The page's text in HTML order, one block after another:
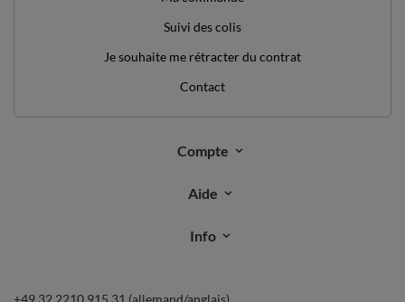
Suivi des colis
Je souhaite me rétracter du contrat
Contact
Compte
Aide
Info
+49 32 2210 915 31 (allemand/anglais)